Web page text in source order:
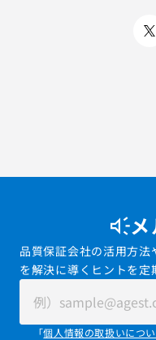
品質保証会社の活用方法
を解決に導くヒントを定
「個人情報の取扱いにつ